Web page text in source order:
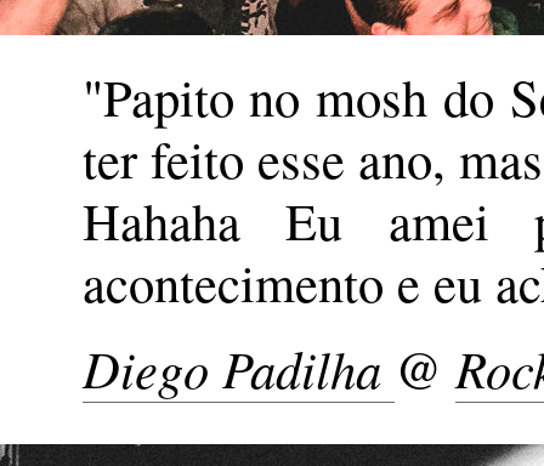
"Papito no mosh do
ter feito esse ano,
Hahaha Eu
acontecimento e eu
Diego Padilha @